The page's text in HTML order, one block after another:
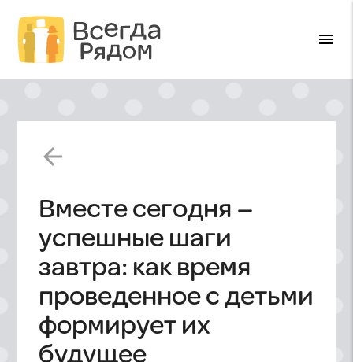
menu
arrow_back
Вместе сегодня –
успешные шаги
завтра: как время
проведенное с детьми
формирует их
будущее